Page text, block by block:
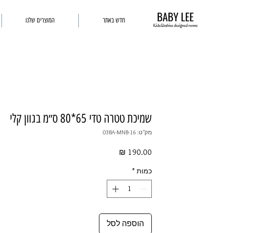
חדש באתר המוצרים שלנו
שמיכת טטרה טדי 65*80 ס״מ בגוון קלי
מק"ט: 03BA-MNB-16
כמות *
הוספה לסל